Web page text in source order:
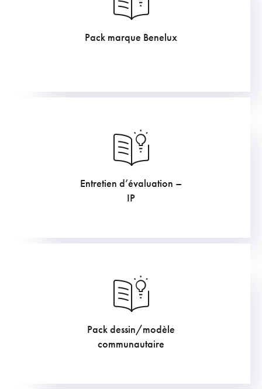
Pack marque Benelux
726€
Entretien d’évaluation –
IP
169.4€
Pack dessin/modèle
communautaire
605€